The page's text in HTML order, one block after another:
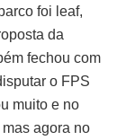
foi leaf,
da
fechou com
o FPS
muito e no
agora no